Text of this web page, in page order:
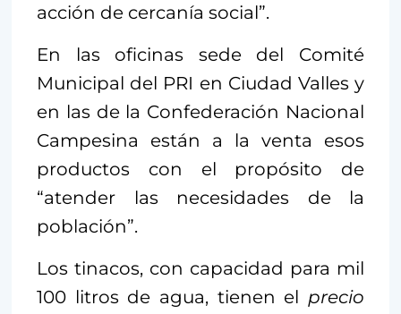
acción de cercanía social”.
En las oficinas sede del Comité
Municipal del PRI en Ciudad Valles y
en las de la Confederación Nacional
Campesina están a la venta esos
productos con el propósito de
“atender las necesidades de la
población”.
Los tinacos, con capacidad para mil
100 litros de agua, tienen el precio